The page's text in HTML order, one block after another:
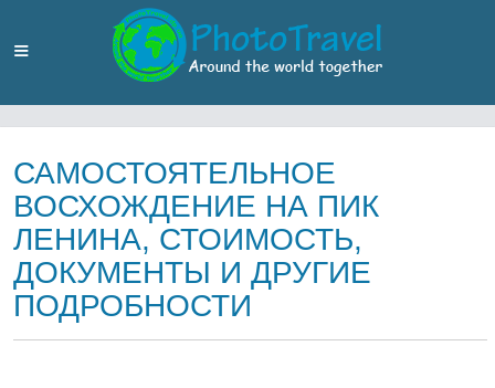
САМОСТОЯТЕЛЬНОЕ
ВОСХОЖДЕНИЕ НА ПИК
ЛЕНИНА, СТОИМОСТЬ,
ДОКУМЕНТЫ И ДРУГИЕ
ПОДРОБНОСТИ